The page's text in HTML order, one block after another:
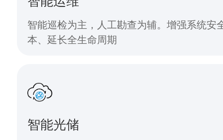
智能巡检为主，人工勘查为辅。增强系统安
本、延长全生命周期
智能光储